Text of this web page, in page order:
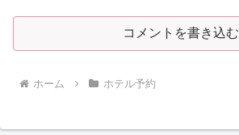
コメントを書き込む
ホーム ホテル予約